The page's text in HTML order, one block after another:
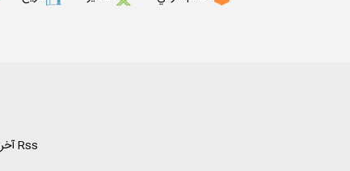
Rss آخرين مطالب